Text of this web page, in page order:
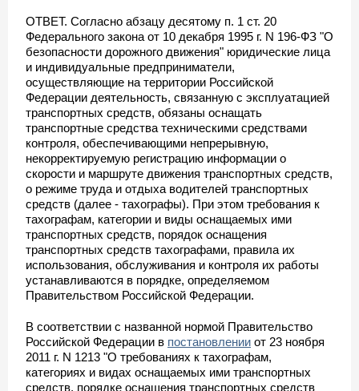
ОТВЕТ. Согласно абзацу десятому п. 1 ст. 20
Федерального закона от 10 декабря 1995 г. N 196-ФЗ "О
безопасности дорожного движения" юридические лица
и индивидуальные предприниматели,
осуществляющие на территории Российской
Федерации деятельность, связанную с эксплуатацией
транспортных средств, обязаны оснащать
транспортные средства техническими средствами
контроля, обеспечивающими непрерывную,
некорректируемую регистрацию информации о
скорости и маршруте движения транспортных средств,
о режиме труда и отдыха водителей транспортных
средств (далее - тахографы). При этом требования к
тахографам, категории и виды оснащаемых ими
транспортных средств, порядок оснащения
транспортных средств тахографами, правила их
использования, обслуживания и контроля их работы
устанавливаются в порядке, определяемом
Правительством Российской Федерации.
В соответствии с названной нормой Правительство
Российской Федерации в постановлении от 23 ноября
2011 г. N 1213 "О требованиях к тахографам,
категориях и видах оснащаемых ими транспортных
средств, порядке оснащения транспортных средств